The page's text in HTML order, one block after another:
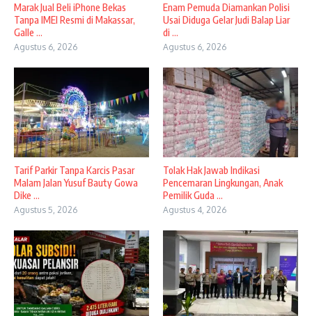
​Marak Jual Beli iPhone Bekas
Tanpa IMEI Resmi di Makassar,
Galle ...
Agustus 6, 2026
Enam Pemuda Diamankan Polisi
Usai Diduga Gelar Judi Balap Liar
di ...
Agustus 6, 2026
Tarif Parkir Tanpa Karcis Pasar
Malam Jalan Yusuf Bauty Gowa
Dike ...
Agustus 5, 2026
Tolak Hak Jawab Indikasi
Pencemaran Lingkungan, Anak
Pemilik Guda ...
Agustus 4, 2026